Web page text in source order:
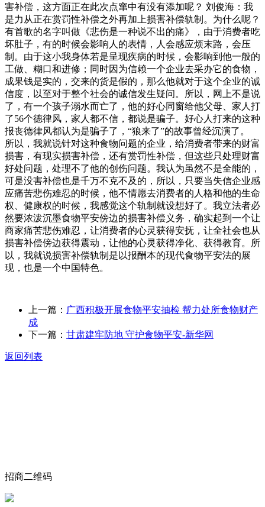
害补偿，这方面正在此次点窜中有没有添加呢？ 刘俊海：我
是力从正在赏罚性补偿之外再加上损害补偿轨制。为什么呢？
有首歌的名字叫做《悲伤是一种说不出的痛》，由于消费者吃
坏肚子，有的时候会影响人的表情，人会感应烦末路，会压
制。由于这小我身体若是呈现疾病的时候，会影响到他一般的
工做、糊口和进修；同时因为信赖一个企业去采办它的食物，
成果钱是实的，交来的货是假的，那么他就对于这个企业的诚
信度，以至对于整个社会的诚信发生疑问。所以，网上不是说
了，有一个孩子溺水而亡了，他的好心同窗给他父母、家人打
了56个德律风，家人都不信，都说是骗子。好心人打来的这种
报丧德律风都认为是骗子了，“狼来了”的故事曾经沉演了。
所以，我就说针对这种食物问题的企业，给消费者带来的财富
损害，有现实损害补偿，还有赏罚性补偿，但这些只处理财富
好处问题，处理不了他的创伤问题。我认为虽然不是全能的，
可是没害补偿也是千万不克不及的，所以，只要当失信企业感
应痛苦悲伤难忍的时候，他不情愿去消费者的人格和他的生命
权、健康权的时候，我感觉这个轨制就设想好了。我立法者必
然要浓泼沉墨食物平安傍边的损害补偿义务，确实起到一个让
商家痛苦悲伤难忍，让消费者的心灵获得安抚，让全社会也从
损害补偿傍边获得震动，让他的心灵获得净化、获得教育。所
以，我就说损害补偿轨制是以报酬本的现代食物平安法的展
现，也是一个中国特色。
上一篇： 广西积极开展食物平安抽检 帮力处所食物财产
成
下一篇： 甘肃建牢防地 守护食物平安-新华网
返回列表
招商二维码